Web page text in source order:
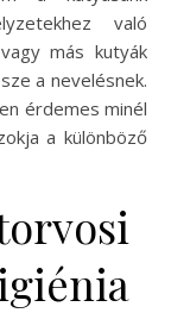
való
más kutyák
a nevelésnek.
érdemes minél
a különböző